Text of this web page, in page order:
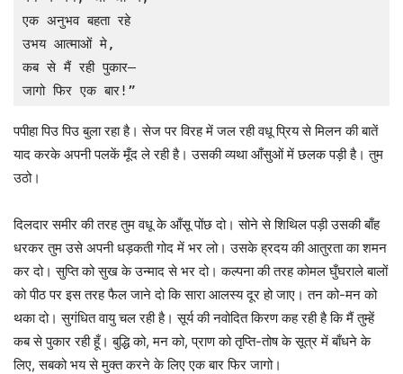
एक अनुभव बहता रहे
उभय आत्माओं मे,
कब से मैं रही पुकार—
जागो फिर एक बार!”
पपीहा पिउ पिउ बुला रहा है। सेज पर विरह में जल रही वधू प्रिय से मिलन की बातें
याद करके अपनी पलकें मूँद ले रही है। उसकी व्यथा आँसुओं में छलक पड़ी है। तुम
उठो।
दिलदार समीर की तरह तुम वधू के आँसू पोंछ दो। सोने से शिथिल पड़ी उसकी बाँह
धरकर तुम उसे अपनी धड़कती गोद में भर लो। उसके ह्रदय की आतुरता का शमन
कर दो। सुप्ति को सुख के उन्माद से भर दो। कल्पना की तरह कोमल घुँघराले बालों
को पीठ पर इस तरह फैल जाने दो कि सारा आलस्य दूर हो जाए। तन को-मन को
थका दो। सुगंधित वायु चल रही है। सूर्य की नवोदित किरण कह रही है कि मैं तुम्हें
कब से पुकार रही हूँ। बुद्धि को, मन को, प्राण को तृप्ति-तोष के सूत्र में बाँधने के
लिए, सबको भय से मुक्त करने के लिए एक बार फिर जागो।